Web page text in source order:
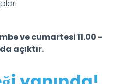
ve cumartesi 11.00 -
açıktır.